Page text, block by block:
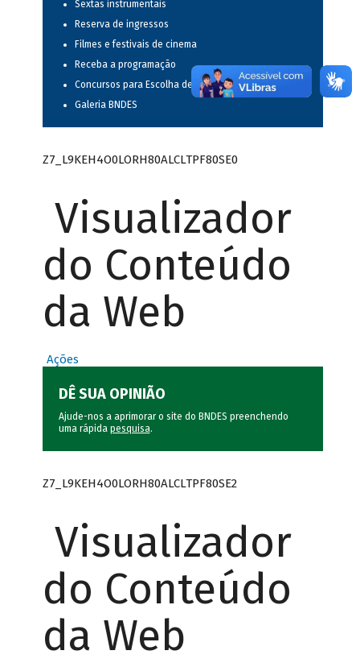
Sextas instrumentais
Reserva de ingressos
Filmes e festivais de cinema
Receba a programação
Concursos para Escolha de Espetáculos Musicais
Galeria BNDES
Z7_L9KEH4O0LORH80ALCLTPF80SE0
Visualizador
do Conteúdo
da Web
Ações
DÊ SUA OPINIÃO
Ajude-nos a aprimorar o site do BNDES preenchendo
uma rápida pesquisa.
Z7_L9KEH4O0LORH80ALCLTPF80SE2
Visualizador
do Conteúdo
da Web